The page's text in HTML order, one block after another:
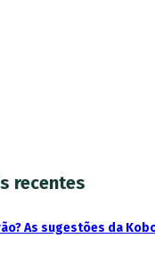
recentes
As sugestões da